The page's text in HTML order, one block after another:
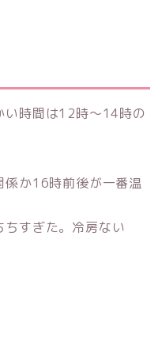
い時間は12時〜14時の
係か16時前後が一番温
すぎた。冷房ない